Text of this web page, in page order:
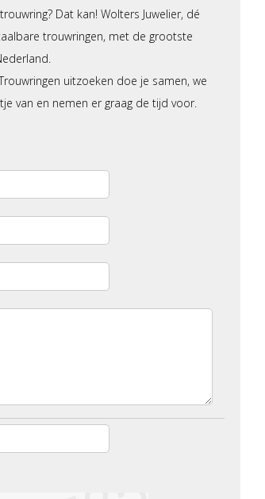
Dat kan! Wolters Juwelier, dé
trouwringen, met de grootste
uitzoeken doe je samen, we
van en nemen er graag de tijd voor.